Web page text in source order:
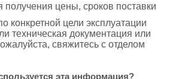
получения цены, сроков поставки
конкретной цели эксплуатации
техническая документация или
свяжитесь с отделом
эта информация?